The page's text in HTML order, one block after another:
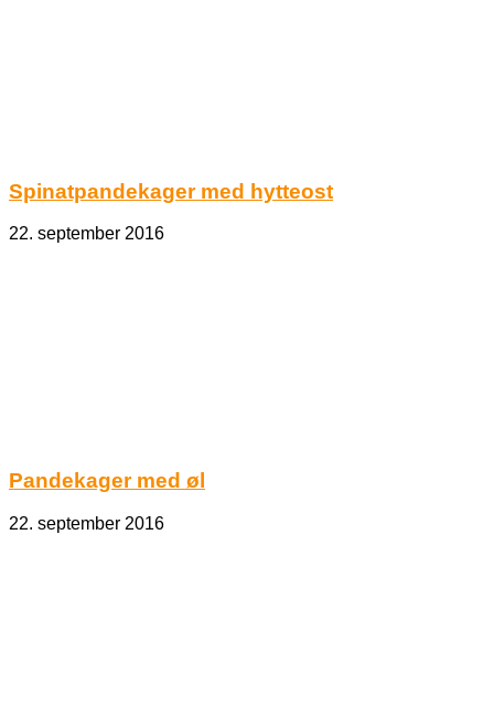
Spinatpandekager med hytteost
22. september 2016
Pandekager med øl
22. september 2016